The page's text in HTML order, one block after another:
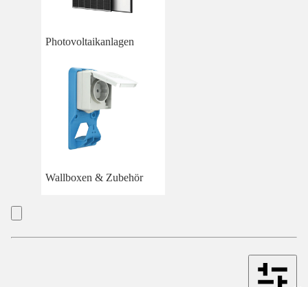
Photovoltaikanlagen
Wallboxen & Zubehör